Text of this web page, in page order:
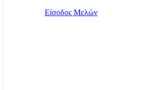
Είσοδος Μελών